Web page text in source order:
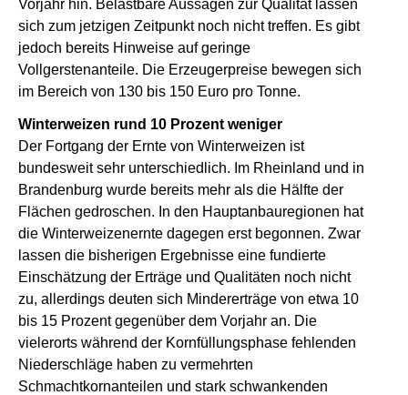
Vorjahr hin. Belastbare Aussagen zur Qualität lassen
sich zum jetzigen Zeitpunkt noch nicht treffen. Es gibt
jedoch bereits Hinweise auf geringe
Vollgerstenanteile. Die Erzeugerpreise bewegen sich
im Bereich von 130 bis 150 Euro pro Tonne.
Winterweizen rund 10 Prozent weniger
Der Fortgang der Ernte von Winterweizen ist
bundesweit sehr unterschiedlich. Im Rheinland und in
Brandenburg wurde bereits mehr als die Hälfte der
Flächen gedroschen. In den Hauptanbauregionen hat
die Winterweizenernte dagegen erst begonnen. Zwar
lassen die bisherigen Ergebnisse eine fundierte
Einschätzung der Erträge und Qualitäten noch nicht
zu, allerdings deuten sich Mindererträge von etwa 10
bis 15 Prozent gegenüber dem Vorjahr an. Die
vielerorts während der Kornfüllungsphase fehlenden
Niederschläge haben zu vermehrten
Schmachtkornanteilen und stark schwankenden